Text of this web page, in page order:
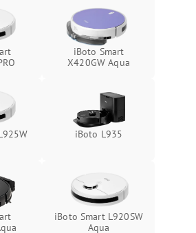
iBoto Smart
Х420GW Aqua
iBoto L935
iBoto Smart L920SW
Aqua